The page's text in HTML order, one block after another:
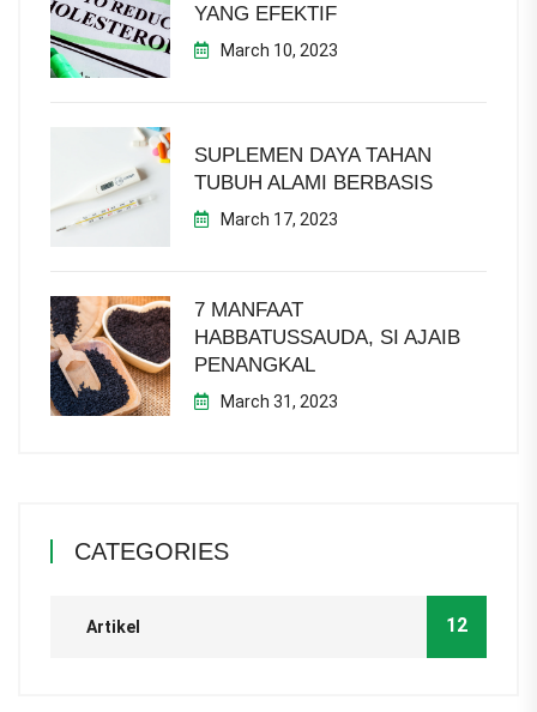
YANG EFEKTIF
March 10, 2023
SUPLEMEN DAYA TAHAN
TUBUH ALAMI BERBASIS
March 17, 2023
7 MANFAAT
HABBATUSSAUDA, SI AJAIB
PENANGKAL
March 31, 2023
CATEGORIES
Artikel 12